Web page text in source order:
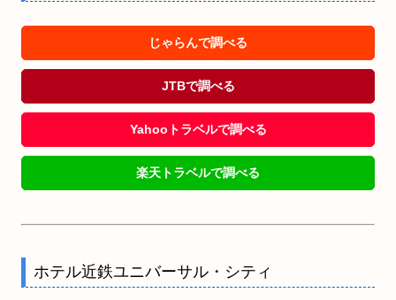
じゃらんで調べる
JTBで調べる
Yahooトラベルで調べる
楽天トラベルで調べる
ホテル近鉄ユニバーサル・シティ